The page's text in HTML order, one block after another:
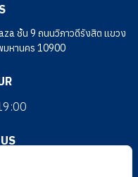
ชั้น 9 ถนนวิภาวดีรังสิต แขวง
มหานคร 10900